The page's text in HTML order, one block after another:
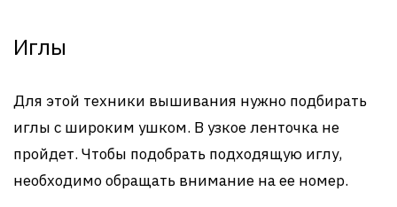
Иглы
Для этой техники вышивания нужно подбирать
иглы с широким ушком. В узкое ленточка не
пройдет. Чтобы подобрать подходящую иглу,
необходимо обращать внимание на ее номер.